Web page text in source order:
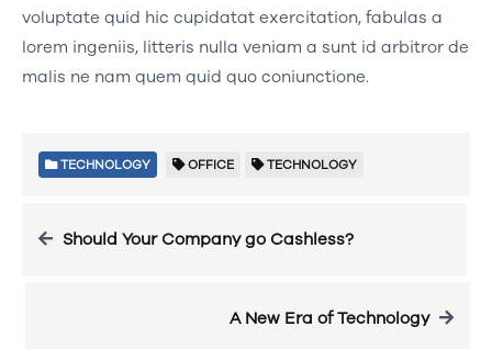
voluptate quid hic cupidatat exercitation, fabulas a
lorem ingeniis, litteris nulla veniam a sunt id arbitror de
malis ne nam quem quid quo coniunctione.
TECHNOLOGY OFFICE TECHNOLOGY
Should Your Company go Cashless?
A New Era of Technology